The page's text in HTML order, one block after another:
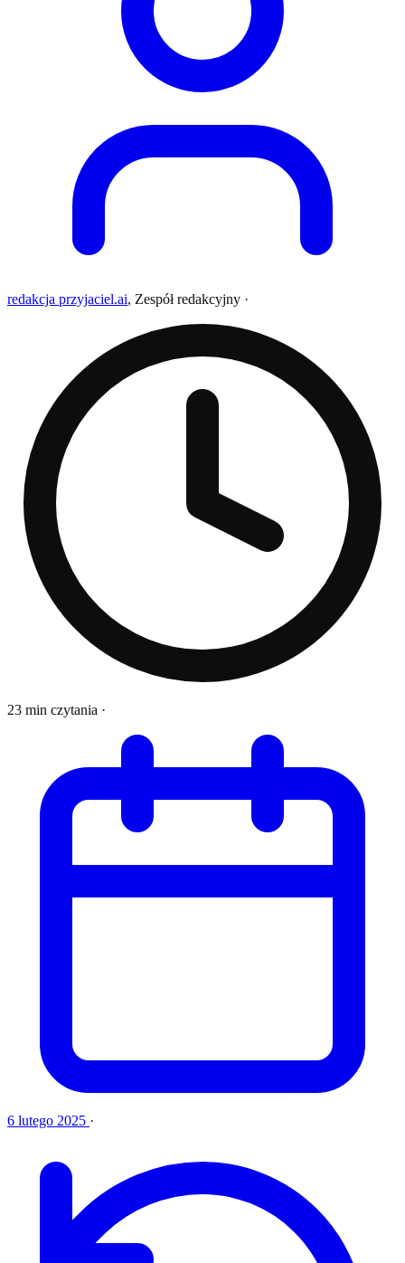
redakcja przyjaciel.ai, Zespół redakcyjny ·
23 min czytania ·
6 lutego 2025 ·